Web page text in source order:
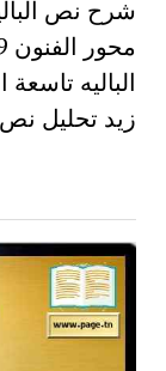
شرح نص
الباليه
زيد تحليل نص